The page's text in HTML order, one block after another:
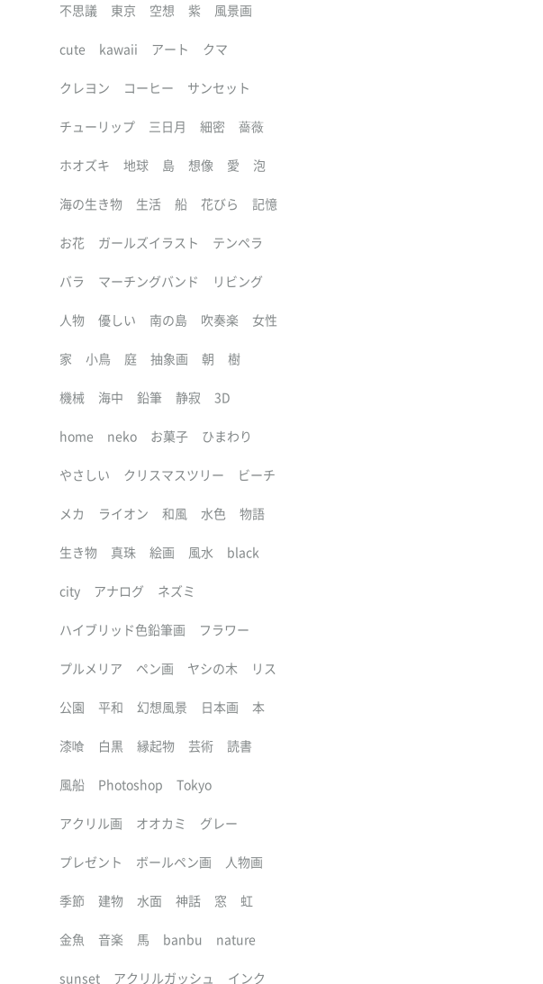
不思議 東京 空想 紫 風景画
cute kawaii アート クマ
クレヨン コーヒー サンセット
チューリップ 三日月 細密 薔薇
ホオズキ 地球 島 想像 愛 泡
海の生き物 生活 船 花びら 記憶
お花 ガールズイラスト テンペラ
バラ マーチングバンド リビング
人物 優しい 南の島 吹奏楽 女性
家 小鳥 庭 抽象画 朝 樹
機械 海中 鉛筆 静寂 3D
home neko お菓子 ひまわり
やさしい クリスマスツリー ビーチ
メカ ライオン 和風 水色 物語
生き物 真珠 絵画 風水 black
city アナログ ネズミ
ハイブリッド色鉛筆画 フラワー
プルメリア ペン画 ヤシの木 リス
公園 平和 幻想風景 日本画 本
漆喰 白黒 縁起物 芸術 読書
風船 Photoshop Tokyo
アクリル画 オオカミ グレー
プレゼント ボールペン画 人物画
季節 建物 水面 神話 窓 虹
金魚 音楽 馬 banbu nature
sunset アクリルガッシュ インク